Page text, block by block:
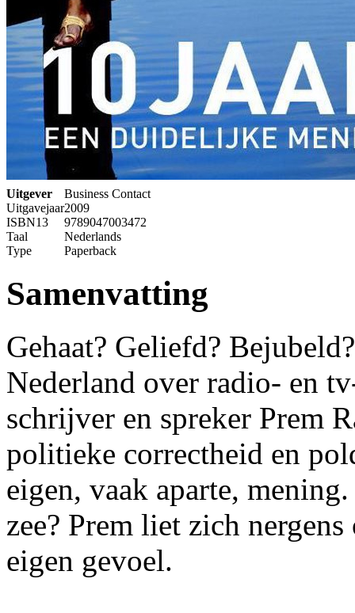
Uitgever
Business Contact
Uitgavejaar2009
ISBN13
9789047003472
Taal
Nederlands
Type
Paperback
Samenvatting
Gehaat? Geliefd?
Nederland over radio- en
schrijver en spreker Prem
politieke correctheid en
eigen, vaak aparte,
zee? Prem liet zich
eigen gevoel.